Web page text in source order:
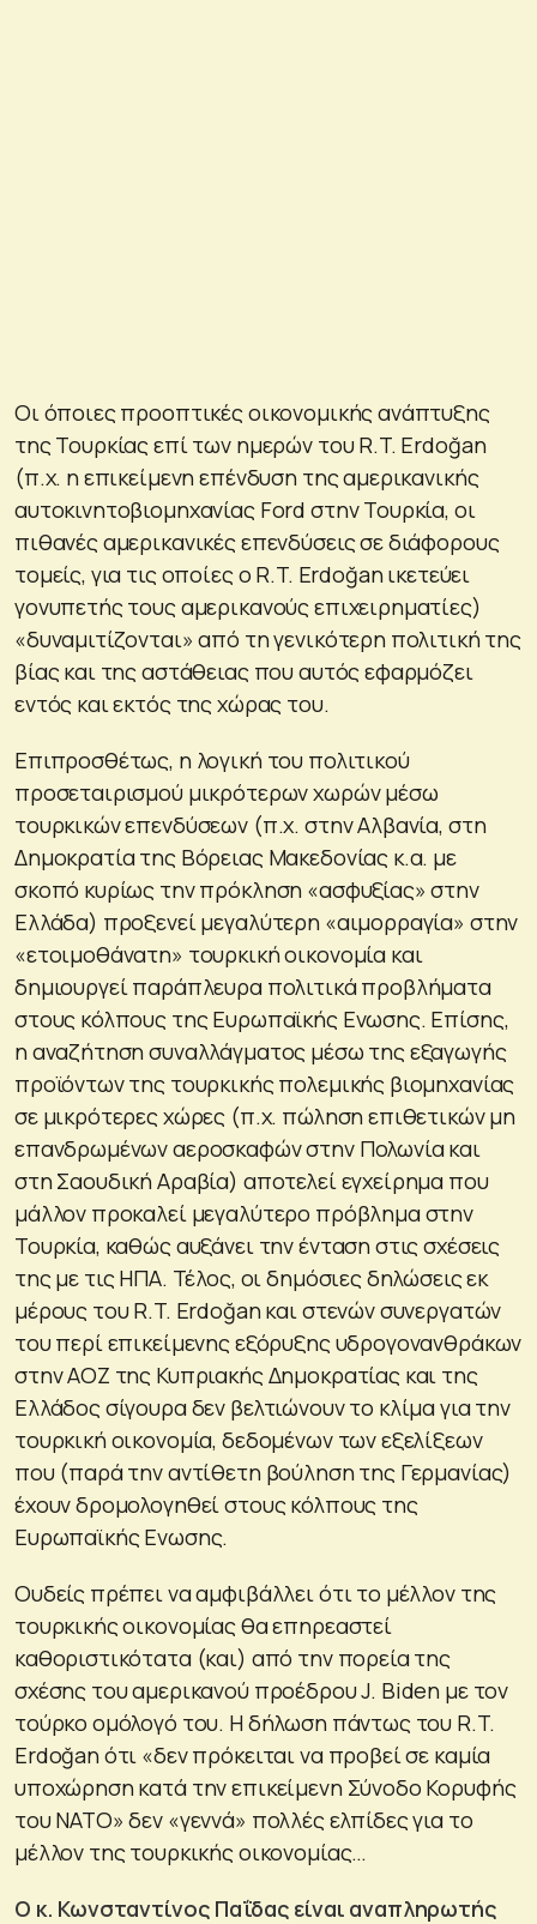
Οι όποιες προοπτικές οικονομικής ανάπτυξης
της Τουρκίας επί των ημερών του R.T. Erdoğan
(π.χ. η επικείμενη επένδυση της αμερικανικής
αυτοκινητοβιομηχανίας Ford στην Τουρκία, οι
πιθανές αμερικανικές επενδύσεις σε διάφορους
τομείς, για τις οποίες ο R.T. Erdoğan ικετεύει
γονυπετής τους αμερικανούς επιχειρηματίες)
«δυναμιτίζονται» από τη γενικότερη πολιτική της
βίας και της αστάθειας που αυτός εφαρμόζει
εντός και εκτός της χώρας του.
Επιπροσθέτως, η λογική του πολιτικού
προσεταιρισμού μικρότερων χωρών μέσω
τουρκικών επενδύσεων (π.χ. στην Αλβανία, στη
Δημοκρατία της Βόρειας Μακεδονίας κ.α. με
σκοπό κυρίως την πρόκληση «ασφυξίας» στην
Ελλάδα) προξενεί μεγαλύτερη «αιμορραγία» στην
«ετοιμοθάνατη» τουρκική οικονομία και
δημιουργεί παράπλευρα πολιτικά προβλήματα
στους κόλπους της Ευρωπαϊκής Ενωσης. Επίσης,
η αναζήτηση συναλλάγματος μέσω της εξαγωγής
προϊόντων της τουρκικής πολεμικής βιομηχανίας
σε μικρότερες χώρες (π.χ. πώληση επιθετικών μη
επανδρωμένων αεροσκαφών στην Πολωνία και
στη Σαουδική Αραβία) αποτελεί εγχείρημα που
μάλλον προκαλεί μεγαλύτερο πρόβλημα στην
Τουρκία, καθώς αυξάνει την ένταση στις σχέσεις
της με τις ΗΠΑ. Τέλος, οι δημόσιες δηλώσεις εκ
μέρους του R.T. Erdoğan και στενών συνεργατών
του περί επικείμενης εξόρυξης υδρογονανθράκων
στην ΑΟΖ της Κυπριακής Δημοκρατίας και της
Ελλάδος σίγουρα δεν βελτιώνουν το κλίμα για την
τουρκική οικονομία, δεδομένων των εξελίξεων
που (παρά την αντίθετη βούληση της Γερμανίας)
έχουν δρομολογηθεί στους κόλπους της
Ευρωπαϊκής Ενωσης.
Ουδείς πρέπει να αμφιβάλλει ότι το μέλλον της
τουρκικής οικονομίας θα επηρεαστεί
καθοριστικότατα (και) από την πορεία της
σχέσης του αμερικανού προέδρου J. Biden με τον
τούρκο ομόλογό του. Η δήλωση πάντως του R.T.
Erdoğan ότι «δεν πρόκειται να προβεί σε καμία
υποχώρηση κατά την επικείμενη Σύνοδο Κορυφής
του ΝΑΤΟ» δεν «γεννά» πολλές ελπίδες για το
μέλλον της τουρκικής οικονομίας…
Ο κ. Κωνσταντίνος Παΐδας είναι αναπληρωτής